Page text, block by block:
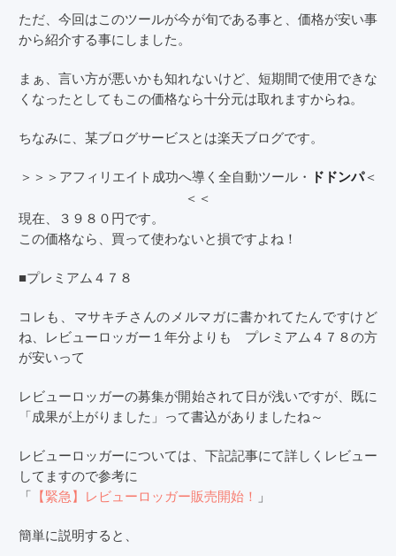
ただ、今回はこのツールが今が旬である事と、価格が安い事
から紹介する事にしました。
まぁ、言い方が悪いかも知れないけど、短期間で使用できな
くなったとしてもこの価格なら十分元は取れますからね。
ちなみに、某ブログサービスとは楽天ブログです。
＞＞＞アフィリエイト成功へ導く全自動ツール・ ドドンパ＜
＜＜
現在、３９８０円です。
この価格なら、買って使わないと損ですよね！
■プレミアム４７８
コレも、マサキチさんのメルマガに書かれてたんですけど
ね、レビューロッガー１年分よりも プレミアム４７８の方
が安いって
レビューロッガーの募集が開始されて日が浅いですが、既に
「成果が上がりました」って書込がありましたね～
レビューロッガーについては、下記記事にて詳しくレビュー
してますので参考に
「 【緊急】レビューロッガー販売開始！ 」
簡単に説明すると、